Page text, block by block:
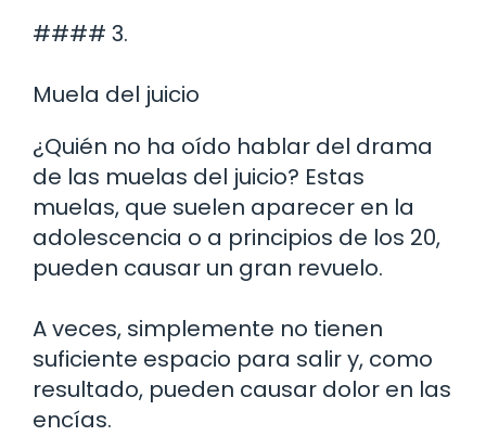
#### 3.
Muela del juicio
¿Quién no ha oído hablar del drama
de las muelas del juicio? Estas
muelas, que suelen aparecer en la
adolescencia o a principios de los 20,
pueden causar un gran revuelo.
A veces, simplemente no tienen
suficiente espacio para salir y, como
resultado, pueden causar dolor en las
encías.